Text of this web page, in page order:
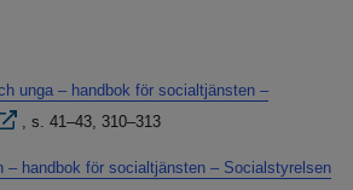
unga – handbok för socialtjänsten –
, s. 41–43, 310–313
– handbok för socialtjänsten – Socialstyrelsen